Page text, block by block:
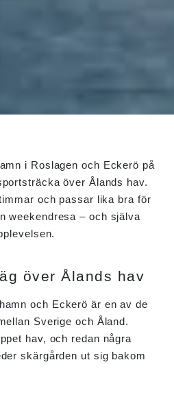
i Roslagen och Eckerö på
över Ålands hav.
och passar lika bra för
weekendresa – och själva
över Ålands hav
och Eckerö är en av de
Sverige och Åland.
hav, och redan några
skärgården ut sig bakom